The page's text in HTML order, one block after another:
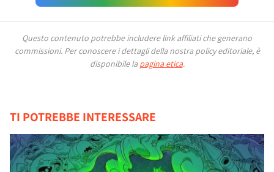
Questo contenuto potrebbe includere link affiliati che generano
commissioni. Per conoscere i dettagli della nostra policy editoriale, è
disponibile la pagina etica.
TI POTREBBE INTERESSARE